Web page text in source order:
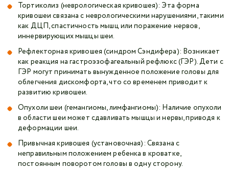
Тортиколиз (неврологическая кривошея): Эта форма
кривошеи связана с неврологическими нарушениями, такими
как ДЦП, спастичность мышц или поражение нервов,
иннервирующих мышцы шеи.
Рефлекторная кривошея (синдром Сэндифера): Возникает
как реакция на гастроэзофагеальный рефлюкс (ГЭР). Дети с
ГЭР могут принимать вынужденное положение головы для
облегчения дискомфорта, что со временем приводит к
развитию кривошеи.
Опухоли шеи (гемангиомы, лимфангиомы): Наличие опухоли
в области шеи может сдавливать мышцы и нервы, приводя к
деформации шеи.
Привычная кривошея (установочная): Связана с
неправильным положением ребенка в кроватке,
постоянным поворотом головы в одну сторону.